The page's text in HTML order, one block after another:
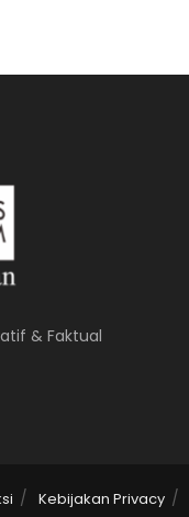
& Faktual
Kebijakan Privacy